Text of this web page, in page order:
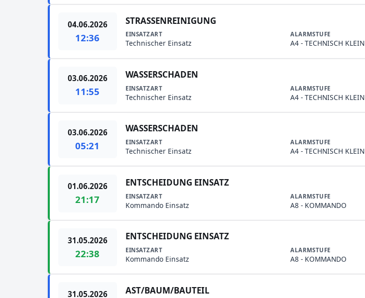
04.06.2026
12:36
STRASSENREINIGUNG
EINSATZART
Technischer Einsatz
ALARMSTUFE
A4 - TECHNISCH KLEIN
03.06.2026
11:55
WASSERSCHADEN
EINSATZART
Technischer Einsatz
ALARMSTUFE
A4 - TECHNISCH KLEIN
03.06.2026
05:21
WASSERSCHADEN
EINSATZART
Technischer Einsatz
ALARMSTUFE
A4 - TECHNISCH KLEIN
01.06.2026
21:17
ENTSCHEIDUNG EINSATZ
EINSATZART
Kommando Einsatz
ALARMSTUFE
A8 - KOMMANDO
31.05.2026
22:38
ENTSCHEIDUNG EINSATZ
EINSATZART
Kommando Einsatz
ALARMSTUFE
A8 - KOMMANDO
31.05.2026 AST/BAUM/BAUTEIL